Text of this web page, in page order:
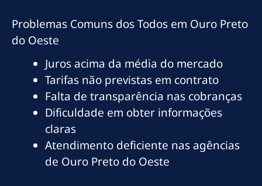
Problemas Comuns dos Todos em Ouro Preto
do Oeste
Juros acima da média do mercado
Tarifas não previstas em contrato
Falta de transparência nas cobranças
Dificuldade em obter informações
claras
Atendimento deficiente nas agências
de Ouro Preto do Oeste